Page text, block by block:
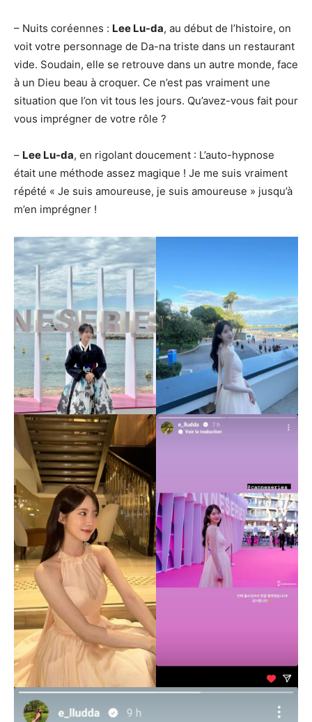
– Nuits coréennes : Lee Lu-da, au début de l’histoire, on
voit votre personnage de Da-na triste dans un restaurant
vide. Soudain, elle se retrouve dans un autre monde, face
à un Dieu beau à croquer. Ce n’est pas vraiment une
situation que l’on vit tous les jours. Qu’avez-vous fait pour
vous imprégner de votre rôle ?
– Lee Lu-da, en rigolant doucement : L’auto-hypnose
était une méthode assez magique ! Je me suis vraiment
répété « Je suis amoureuse, je suis amoureuse » jusqu’à
m’en imprégner !